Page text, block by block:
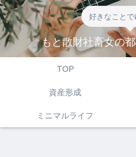
好きなことで
もと散財社畜女の
TOP
資産形成
ミニマルライフ